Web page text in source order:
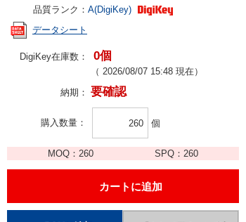
品質ランク： A(DigiKey)
データシート
DigiKey在庫数： 0個
（ 2026/08/07 15:48 現在）
納期： 要確認
購入数量 個
MOQ：260 SPQ： 260